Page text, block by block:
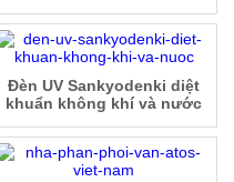
Đèn UV Sankyodenki diệt
khuẩn không khí và nước